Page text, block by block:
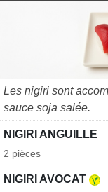
Les nigiri sont
sauce soja salée.
NIGIRI ANGUILLE
2 pièces
NIGIRI AVOCAT